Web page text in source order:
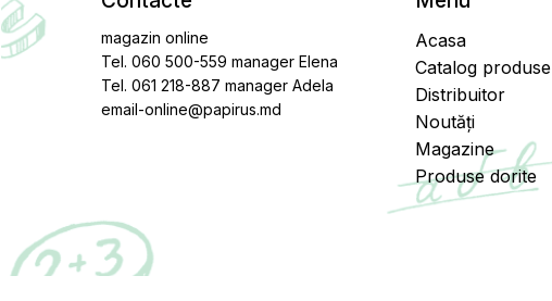
magazin online
Tel. 060 500-559 manager Elena
Tel. 061 218-887 manager Adela
email-online@papirus.md
Acasa
Catalog produse
Distribuitor
Noutăți
Magazine
Produse dorite